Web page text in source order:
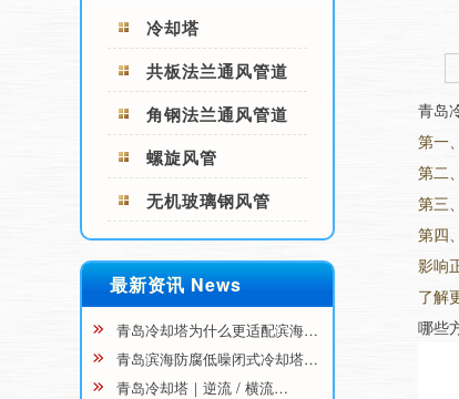
冷却塔
共板法兰通风管道
角钢法兰通风管道
螺旋风管
无机玻璃钢风管
最新资讯 News
青岛冷却塔为什么更适配滨海…
青岛滨海防腐低噪闭式冷却塔…
青岛冷却塔｜逆流 / 横流…
青岛
第一
第二
第三
第四
影响
了解
哪些